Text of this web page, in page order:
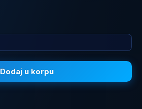
Dodaj u korpu